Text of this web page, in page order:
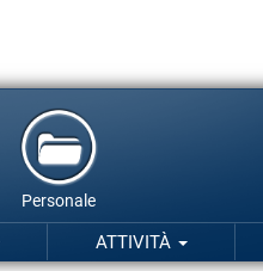
Personale
ATTIVITÀ